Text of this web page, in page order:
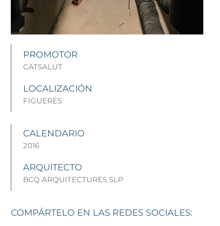
PROMOTOR
CATSALUT
LOCALIZACIÓN
FIGUERES
CALENDARIO
2016
ARQUITECTO
BCQ ARQUITECTURES SLP
COMPÁRTELO EN LAS REDES SOCIALES: